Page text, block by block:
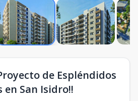
de Espléndidos
San Isidro!!